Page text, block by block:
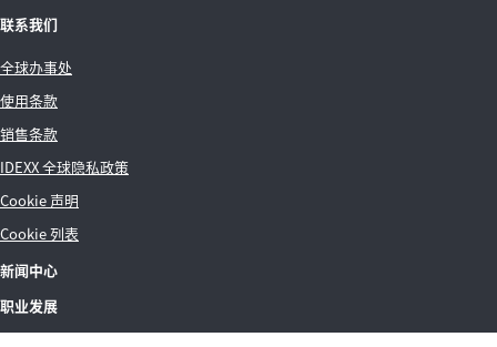
联系我们
全球办事处
使用条款
销售条款
IDEXX 全球隐私政策
Cookie 声明
Cookie 列表
新闻中心
职业发展